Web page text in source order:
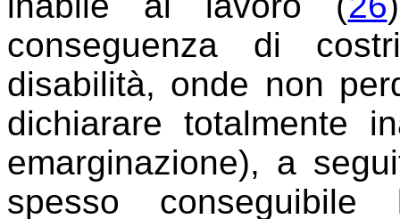
conseguenza di
disabilità, onde non
dichiarare totalmente
emarginazione), a
spesso